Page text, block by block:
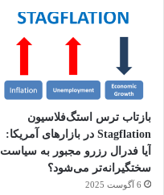
بازتاب ترس استگ‌فلاسیون
Stagflation در بازارهای آمریکا:
آیا فدرال رزرو مجبور به سیاست
سختگیرانه‌تر می‌شود؟
6 آگوست 2025